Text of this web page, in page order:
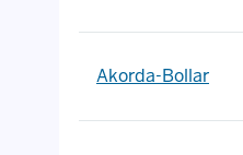
Akorda-Bollar